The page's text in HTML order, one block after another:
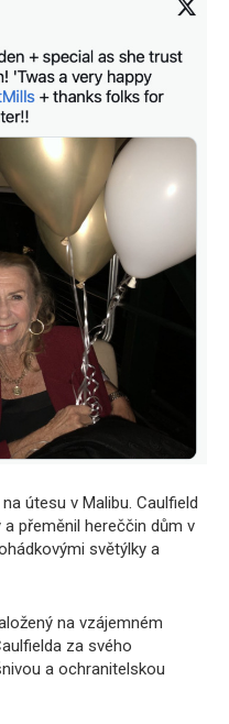
útesu v Malibu. Caulfield
přeměnil hereččin dům v
světýlky a
na vzájemném
za svého
a ochranitelskou